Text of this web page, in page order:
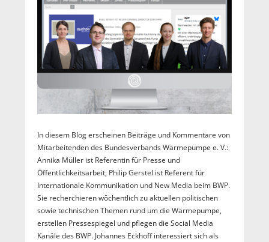
In diesem Blog erscheinen Beiträge und Kommentare von
Mitarbeitenden des Bundesverbands Wärmepumpe e. V.:
Annika Müller ist Referentin für Presse und
Öffentlichkeitsarbeit; Philip Gerstel ist Referent für
Internationale Kommunikation und New Media beim BWP.
Sie recherchieren wöchentlich zu aktuellen politischen
sowie technischen Themen rund um die Wärmepumpe,
erstellen Pressespiegel und pflegen die Social Media
Kanäle des BWP. Johannes Eckhoff interessiert sich als